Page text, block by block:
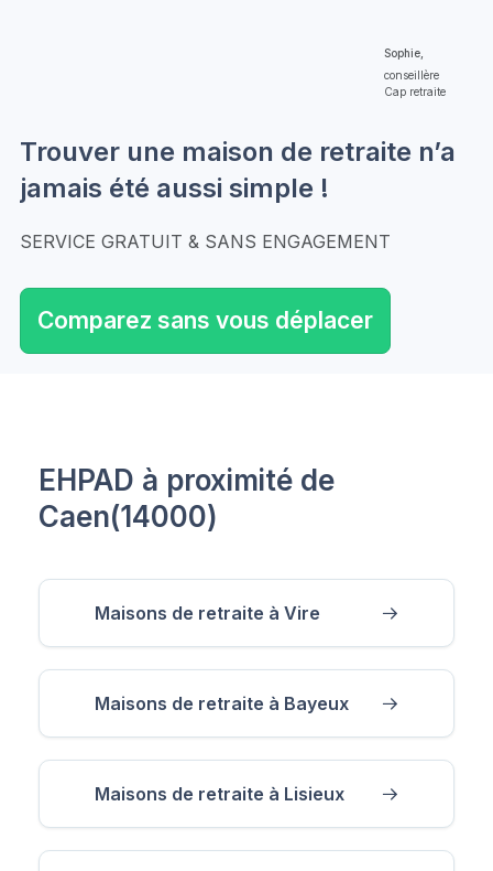
Sophie,
conseillère
Cap retraite
Trouver une maison de retraite n’a
jamais été aussi simple !
SERVICE GRATUIT & SANS ENGAGEMENT
Comparez sans vous déplacer
EHPAD à proximité de
Caen(14000)
Maisons de retraite à Vire
Maisons de retraite à Bayeux
Maisons de retraite à Lisieux